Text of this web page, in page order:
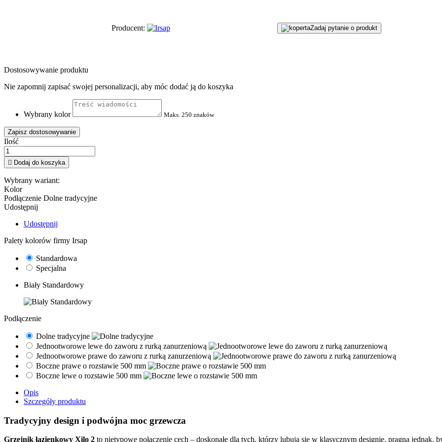
Producent: Zadaj pytanie o produkt
Dostosowywanie produktu
Nie zapomnij zapisać swojej personalizacji, aby móc dodać ją do koszyka
Wybrany kolor Maks. 250 znaków
Zapisz dostosowywanie
Ilość
 Dodaj do koszyka
Wybrany wariant:
Kolor
Podłączenie Dolne tradycyjne
Udostępnij
Udostępnij
Palety kolorów firmy Irsap
Standardowa
Specjalna
Biały Standardowy
Podłączenie
Dolne tradycyjne
Jednootworowe lewe do zaworu z rurką zanurzeniową
Jednootworowe prawe do zaworu z rurką zanurzeniową
Boczne prawe o rozstawie 500 mm
Boczne lewe o rozstawie 500 mm
Opis
Szczegóły produktu
Tradycyjny design i podwójna moc grzewcza
Grzejnik łazienkowy Xilo 2 to nietypowe połączenie cech – doskonałe dla tych, którzy lubują się w klasycznym designie, pragną jednak,